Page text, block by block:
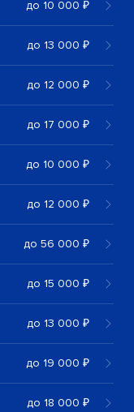
до 10 000 ₽
до 13 000 ₽
до 12 000 ₽
до 17 000 ₽
до 10 000 ₽
до 12 000 ₽
до 56 000 ₽
до 15 000 ₽
до 13 000 ₽
до 19 000 ₽
до 18 000 ₽